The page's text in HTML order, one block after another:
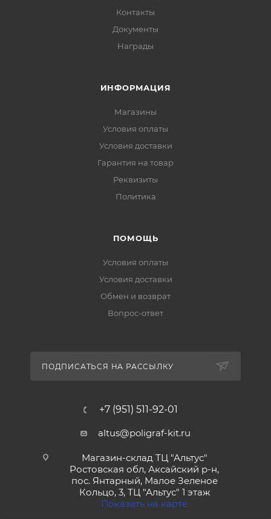
Контакты
Документы
Награды
ИНФОРМАЦИЯ
Магазины
Условия оплаты
Условия доставки
Гарантия на товар
Реквизиты
Политика
ПОМОЩЬ
Условия оплаты
Условия доставки
Обмен и возврат
Вопрос-ответ
ПОДПИСАТЬСЯ НА РАССЫЛКУ
+7 (951) 511-92-01
altus@poligraf-kit.ru
Магазин-склад ТЦ "Альтус"
Ростовская обл, Аксайский р-н,
пос. Янтарный, Малое Зеленое
Кольцо, 3, ТЦ "Альтус" 1 этаж
Показать на карте